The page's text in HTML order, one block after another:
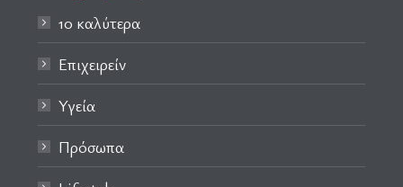
10 καλύτερα
Επιχειρείν
Υγεία
Πρόσωπα